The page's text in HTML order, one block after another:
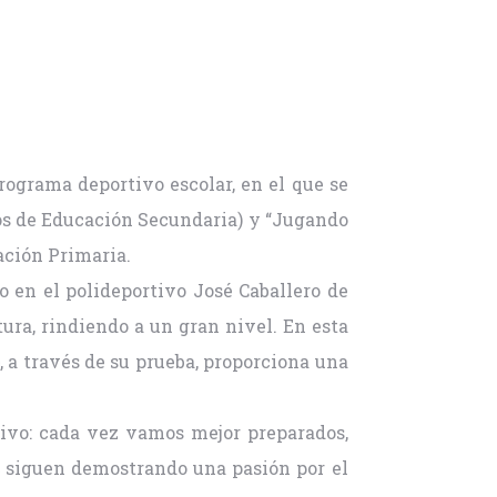
deportivo escolar, en el que se
Educación Secundaria) y “Jugando
Primaria.
en el polideportivo José Caballero de
rindiendo a un gran nivel. En esta
través de su prueba, proporciona una
cada vez vamos mejor preparados,
demostrando una pasión por el